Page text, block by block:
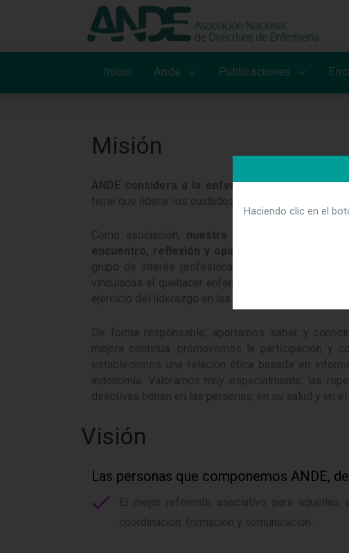
Inicio Ande Publicaciones
Misión
ANDE considera a la enfermera-o como la
tiene que liderar los cuidados enfermeros en las
Como asociación, nuestra misión es la de
encuentro, reflexión y opinión en el actual
grupo de interés profesional al servicio de
vinculadas al quehacer enfermero, que son líderes
ejercicio del liderazgo en las organizaciones.
De forma responsable, aportamos saber y
mejora continúa, promovemos la participación y
establecemos una relación ética basada en
autonomía. Valoramos muy especialmente, las
directivas tienen en las personas, en su salud y en
Visión
Las personas que componemos ANDE,
El mejor referente asociativo para aquellas
coordinación, formación y comunicación.
Haciendo clic en el